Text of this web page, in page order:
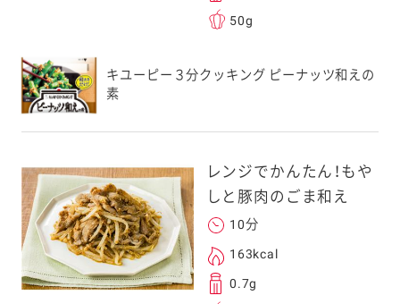
身以外の方に送
旦ご自身で受け
転送していただけ
。
元コードをス
ォンのカメラ
るとアクセス
。
50g
キユーピー３分クッキング ピーナッツ和えの
素
レンジでかんたん！もや
しと豚肉のごま和え
10分
163kcal
0.7g